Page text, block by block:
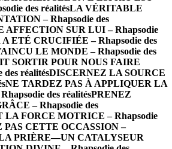
des réalitésLA VÉRITABLE
– Rhapsodie des
AFFECTION SUR LUI – Rhapsodie
ETÉ CRUCIFIÉE – Rhapsodie des
LE MONDE – Rhapsodie des
SORTIR POUR NOUS FAIRE
réalitésDISCERNEZ LA SOURCE
NE TARDEZ PAS À APPLIQUER LA
des réalitésPRENEZ
– Rhapsodie des
LA FORCE MOTRICE – Rhapsodie
PAS CETTE OCCASSION –
PRIÈRE—UN CATALYSEUR